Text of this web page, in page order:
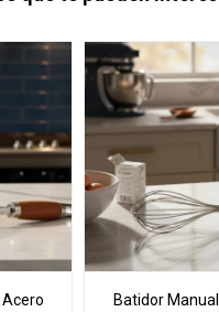
Batidor